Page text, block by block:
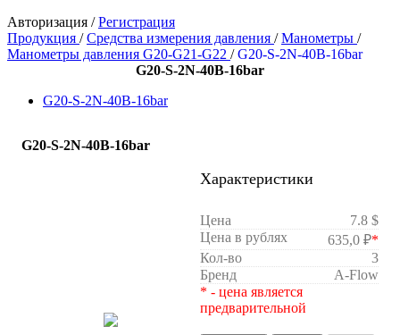
Авторизация /Регистрация
Продукция /Средства измерения давления /Манометры /
Манометры давления G20-G21-G22 /G20-S-2N-40B-16bar
G20-S-2N-40B-16bar
G20-S-2N-40B-16bar
G20-S-2N-40B-16bar
Характеристики
Цена
7.8 $
Цена в рублях
635,0 ₽*
Кол-во
3
Бренд
A-Flow
* - цена является
предварительной